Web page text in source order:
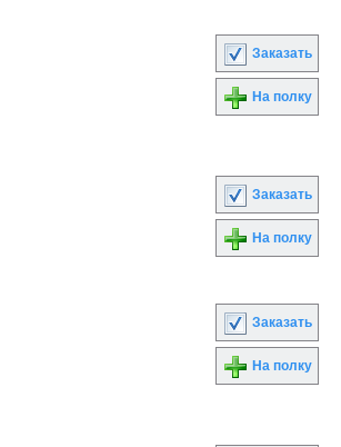
Заказать
На полку
Заказать
На полку
Заказать
На полку